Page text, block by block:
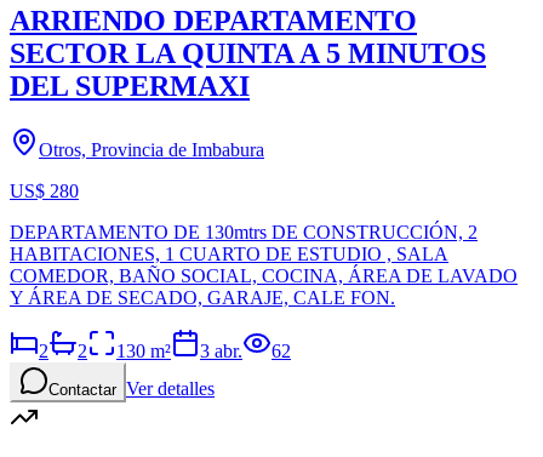
ARRIENDO DEPARTAMENTO
SECTOR LA QUINTA A 5 MINUTOS
DEL SUPERMAXI
Otros, Provincia de Imbabura
US$ 280
DEPARTAMENTO DE 130mtrs DE CONSTRUCCIÓN, 2
HABITACIONES, 1 CUARTO DE ESTUDIO , SALA
COMEDOR, BAÑO SOCIAL, COCINA, ÁREA DE LAVADO
Y ÁREA DE SECADO, GARAJE, CALE FON.
2 2 130 m² 3 abr. 62
Contactar Ver detalles